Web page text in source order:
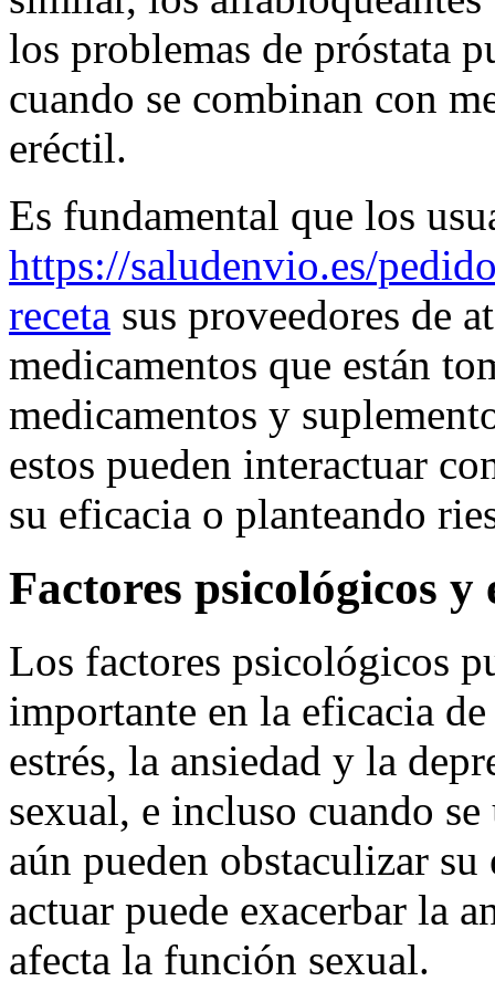
los problemas de próstata
cuando se combinan con
eréctil.
Es fundamental que los
https://saludenvio.es/
receta sus proveedores de
medicamentos que están
medicamentos y
estos pueden interactuar
su eficacia o planteando
Factores psicológicos
Los factores psicológicos
importante en la eficacia
estrés, la ansiedad y la
sexual, e incluso cuando
aún pueden obstaculizar
actuar puede exacerbar la
afecta la función sexual.